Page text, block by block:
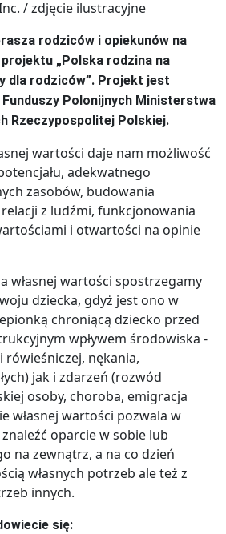
rodziców i opiekunów na
„Polska rodzina na
dla rodziców”. Projekt jest
Polonijnych Ministerstwa
Rzeczypospolitej Polskiej.
wartości daje nam możliwość
adekwatnego
zasobów, budowania
z ludźmi, funkcjonowania
i otwartości na opinie
własnej wartości spostrzegamy
dziecka, gdyż jest ono w
chroniącą dziecko przed
wpływem środowiska -
nękania,
jak i zdarzeń (rozwód
osoby, choroba, emigracja
własnej wartości pozwala w
oparcie w sobie lub
na zewnątrz, a na co dzień
własnych potrzeb ale też z
innych.
się: